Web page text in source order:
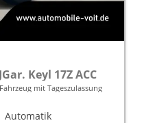
Keyl 17Z ACC
Fahrzeug mit Tageszulassung
Automatik